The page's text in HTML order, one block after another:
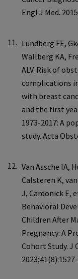
11.
12.